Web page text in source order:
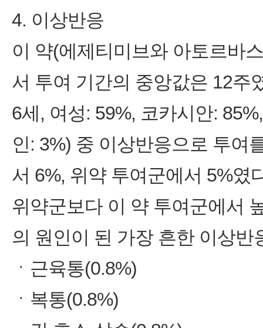
4. 이상반응
이 약(에제티미브와 아토르바
서 투여 기간의 중앙값은 12주
6세, 여성: 59%, 코카시안:
인: 3%) 중 이상반응으로 투여
서 6%, 위약 투여군에서 5%였
위약군보다 이 약 투여군에서
의 원인이 된 가장 흔한 이상반
ㆍ근육통(0.8%)
ㆍ복통(0.8%)